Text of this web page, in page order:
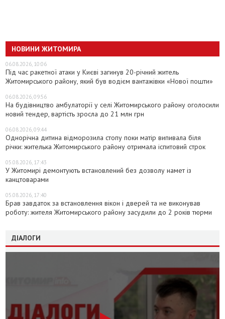
НОВИНИ ЖИТОМИРА
06.08.2026, 10:06
Під час ракетної атаки у Києві загинув 20-річний житель
Житомирського району, який був водієм вантажівки «Нової пошти»
06.08.2026, 09:56
На будівництво амбулаторії у селі Житомирського району оголосили
новий тендер, вартість зросла до 21 млн грн
06.08.2026, 09:44
Однорічна дитина відморозила стопу поки матір випивала біля
річки: жителька Житомирського району отримала іспитовий строк
05.08.2026, 17:43
У Житомирі демонтують встановлений без дозволу намет із
канцтоварами
05.08.2026, 17:40
Брав завдаток за встановлення вікон і дверей та не виконував
роботу: жителя Житомирського району засудили до 2 років тюрми
ДІАЛОГИ